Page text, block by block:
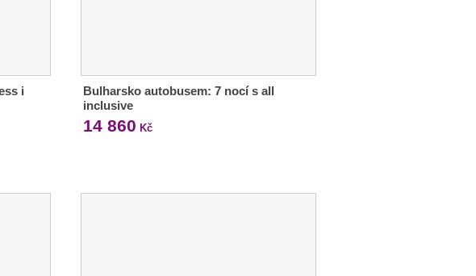
i
Bulharsko autobusem: 7 nocí s all
inclusive
14 860 Kč